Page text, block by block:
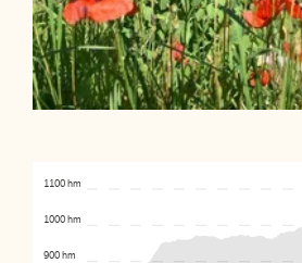
900 hm
1000 hm
1100 hm